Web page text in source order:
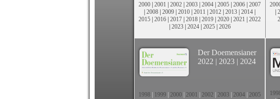
2000 | 2001 | 2002 | 2003 | 2004 | 2005 | 2006 | 2007
| 2008 | 2009 | 2010 | 2011 | 2012 | 2013 | 2014 |
2015 | 2016 | 2017 | 2018 | 2019 | 2020 | 2021 | 2022
| 2023| 2024| 2025| 2026
|
Der Doemensianer
2022 | 2023 | 2024
1998 1999 2000 2001 2002 2003 2004 2005